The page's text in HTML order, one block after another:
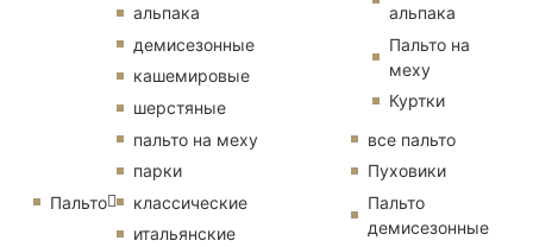
Пальто
альпака
демисезонные
кашемировые
шерстяные
пальто на меху
парки
классические
итальянские
альпака
Пальто на
меху
Куртки
все пальто
Пуховики
Пальто
демисезонные